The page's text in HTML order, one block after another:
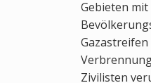
Gebieten
Zivilisten